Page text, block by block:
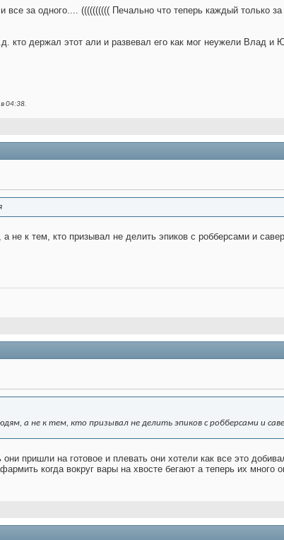
за одного.... (((((((((( Печально что теперь каждый только за
кто держал этот али и развевал его как мог неужели Влад и
04:38.
не к тем, кто призывал не делить эпиков с робберсами и
а не к тем, кто призывал не делить эпиков с робберсами и
они пришли на готовое и плевать они хотели как все это
когда вокруг вары на хвосте бегают а теперь их много